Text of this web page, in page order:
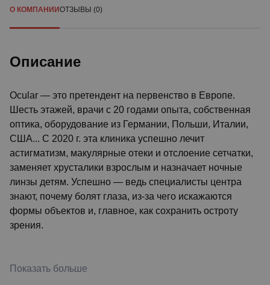
О КОМПАНИИОТЗЫВЫ (0)
Описание
Ocular — это претендент на первенство в Европе.
Шесть этажей, врачи с 20 годами опыта, собственная
оптика, оборудование из Германии, Польши, Италии,
США... С 2020 г. эта клиника успешно лечит
астигматизм, макулярные отеки и отслоение сетчатки,
заменяет хрусталики взрослым и назначает ночные
линзы детям. Успешно — ведь специалисты центра
знают, почему болят глаза, из-за чего искажаются
формы объектов и, главное, как сохранить остроту
зрения.
Показать больше